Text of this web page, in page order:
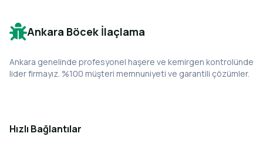
Ankara Böcek İlaçlama
Ankara genelinde profesyonel haşere ve kemirgen kontrolünde
lider firmayız. %100 müşteri memnuniyeti ve garantili çözümler.
Hızlı Bağlantılar